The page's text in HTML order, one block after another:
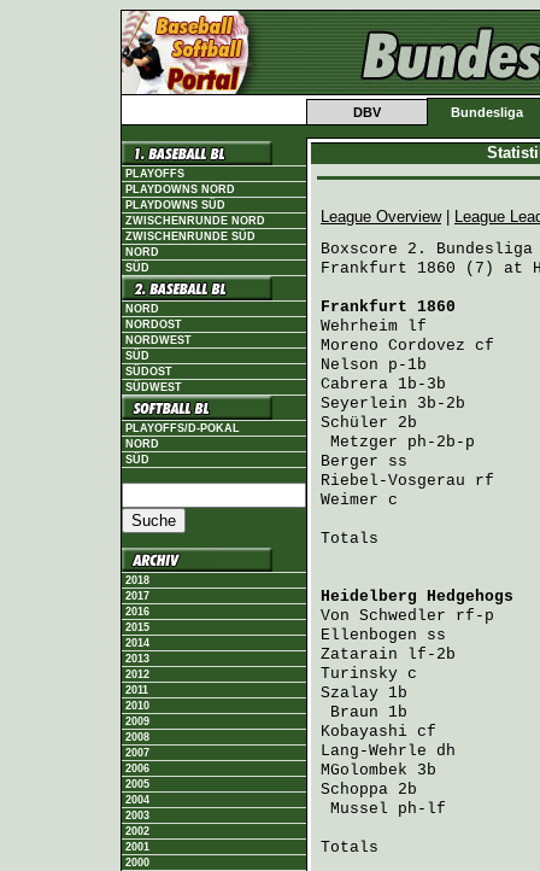
DBV Bundesliga
PLAYOFFS
PLAYDOWNS NORD
PLAYDOWNS SÜD
ZWISCHENRUNDE NORD
ZWISCHENRUNDE SÜD
NORD
SÜD
NORD
NORDOST
NORDWEST
SÜD
SÜDOST
SÜDWEST
PLAYOFFS/D-POKAL
NORD
SÜD
2018
2017
2016
2015
2014
2013
2012
2011
2010
2009
2008
2007
2006
2005
2004
2003
2002
2001
2000
League Overview|
League
Boxscore 2. Bundesliga
Frankfurt 1860 (7) at
Frankfurt 1860
Wehrheim lf
Moreno Cordovez cf
Nelson p-1b
Cabrera 1b-3b
Seyerlein 3b-2b
Schüler 2b
Metzger ph-2b-p
Berger ss
Riebel-Vosgerau rf
Weimer c
Totals
Heidelberg Hedgehogs
Von Schwedler rf-p
Ellenbogen ss
Zatarain lf-2b
Turinsky c
Szalay 1b
Braun 1b
Kobayashi cf
Lang-Wehrle dh
MGolombek 3b
Schoppa 2b
Mussel ph-lf
Totals